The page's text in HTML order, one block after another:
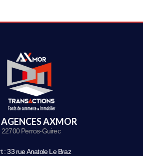
AGENCES AXMOR
22700 Perros-Guirec
: 33 rue Anatole Le Braz